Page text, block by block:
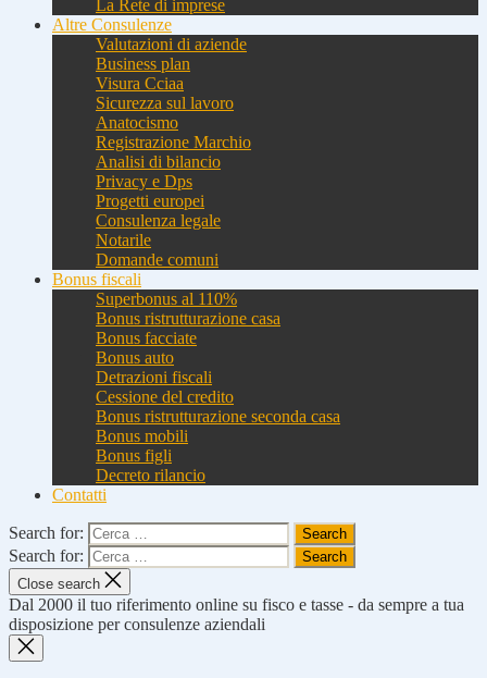
La Rete di imprese
Altre Consulenze
Valutazioni di aziende
Business plan
Visura Cciaa
Sicurezza sul lavoro
Anatocismo
Registrazione Marchio
Analisi di bilancio
Privacy e Dps
Progetti europei
Consulenza legale
Notarile
Domande comuni
Bonus fiscali
Superbonus al 110%
Bonus ristrutturazione casa
Bonus facciate
Bonus auto
Detrazioni fiscali
Cessione del credito
Bonus ristrutturazione seconda casa
Bonus mobili
Bonus figli
Decreto rilancio
Contatti
Search for:
Search for:
Close search
Dal 2000 il tuo riferimento online su fisco e tasse - da sempre a tua
disposizione per consulenze aziendali